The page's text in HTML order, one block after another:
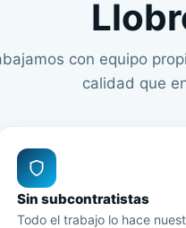
con equipo
calidad que
Sin subcontratistas
Todo el trabajo lo hace